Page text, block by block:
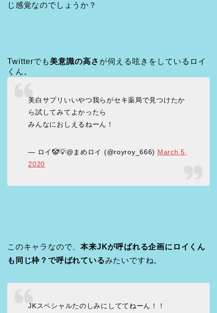
じ感覚なのでしょうか？
Twitterでも 美意識の高さ が伺える呟きをしているロイ
くん。
美白サプリいいやつ我らがセキ薬局で見つけたか
ら試してみてよかったら
みんなにおしえるねーん！
— ロイ🤡💡@まめロイ (@royroy_666) March 5,
2020
このキャラなので、本来JKが呼ばれる企画にロイくん
も同じ枠？で呼ばれているみたいですね。
JKスペシャルたのしみにしててねーん！！